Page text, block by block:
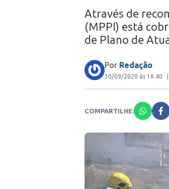
Através de
(MPPI) está
de Plano de
Por Redação
30/09/2020 às 16:40
COMPARTILHE: